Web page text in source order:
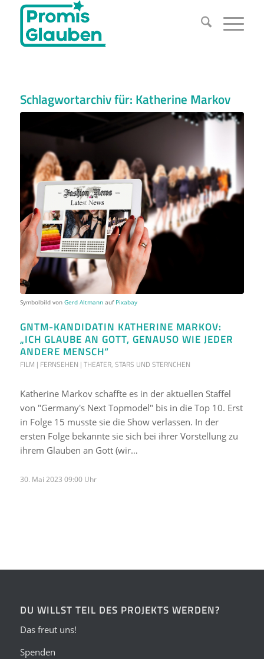
Schlagwortarchiv für: Katherine Markov
Symbolbild von Gerd Altmannauf Pixabay
GNTM-KANDIDATIN KATHERINE MARKOV:
„ICH GLAUBE AN GOTT, GENAUSO WIE JEDER
ANDERE MENSCH“
FILM | FERNSEHEN | THEATER, STARS UND STERNCHEN
Katherine Markov schaffte es in der aktuellen Staffel
von "Germany's Next Topmodel" bis in die Top 10. Erst
in Folge 15 musste sie die Show verlassen. In der
ersten Folge bekannte sie sich bei ihrer Vorstellung zu
ihrem Glauben an Gott (wir…
30. Mai 2023 09:00 Uhr
DU WILLST TEIL DES PROJEKTS WERDEN?
Das freut uns!
Spenden